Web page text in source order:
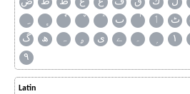
ٮ
ٲ ٹ
گ
ھ ہ ۄ ی ے ۔ ۱
۹
Latin